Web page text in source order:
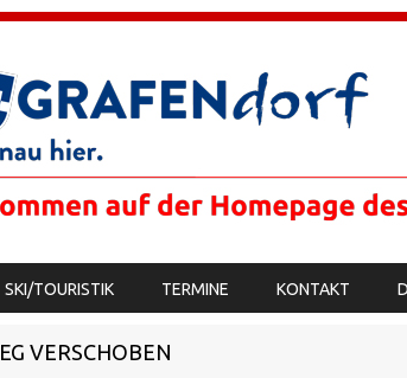
SKI/TOURISTIK TERMINE KONTAKT
VERSCHOBEN